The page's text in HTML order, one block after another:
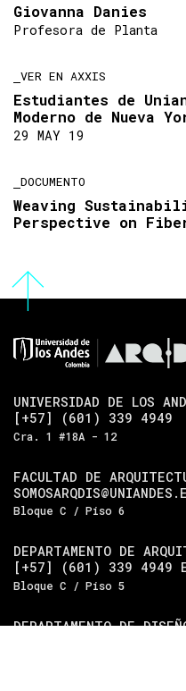
Giovanna Danies
Profesora de Planta
VER EN AXXIS
Estudiantes de
Moderno de Nueva
29 MAY 19
DOCUMENTO
Weaving
Perspective on
UNIVERSIDAD DE LOS
[+57] (601) 339 4949
Cra. 1 #18A - 12
FACULTAD DE
Bloque C / Piso 6
DEPARTAMENTO DE
[+57] (601) 339 4949
Bloque C / Piso 5
DEPARTAMENTO DE